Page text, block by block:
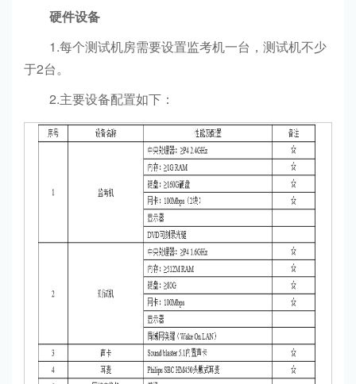
硬件设备
1.每个测试机房需要设置监考机一台，测试机不少
于2台。
2.主要设备配置如下：